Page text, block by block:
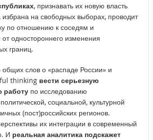
, признавать их новую власть
избрана на свободных выборах, проводит
по отношению к соседям и
от одностороннего изменения
границ.
общих слов о «распаде России» и
thinking вести серьезную
работупо исследованию
социальной, культурной
(пост)российских регионов.
их интеграции в современный
И реальная аналитика подскажет